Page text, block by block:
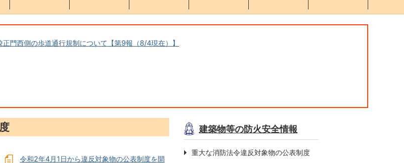
正門西側の歩道通行規制について【第9報（8/4現在）】
令和2年4月1日から違反対象物の公表制度を開
建築物等の防火安全情報
重大な消防法令違反対象物の公表制度